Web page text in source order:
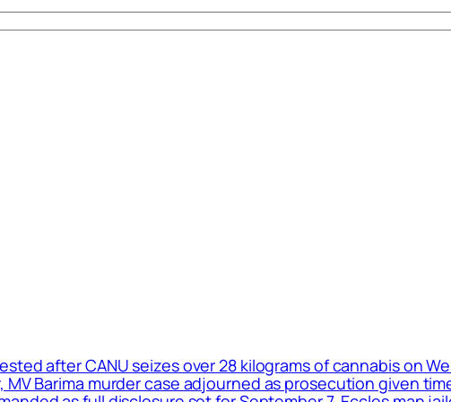
after CANU seizes over 28 kilograms of cannabis on
MV Barima murder case adjourned as prosecution given